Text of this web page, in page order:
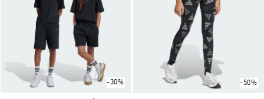
-50%
-30%